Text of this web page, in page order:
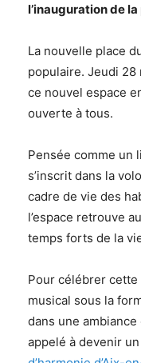
l’inauguration de
La nouvelle place
populaire. Jeudi 28
ce nouvel espace
ouverte à tous.
Pensée comme un
s’inscrit dans la
cadre de vie des
l’espace retrouve
temps forts de la
Pour célébrer
musical sous la
dans une
appelé à devenir